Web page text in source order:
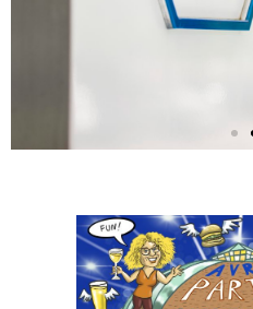
76.
AVR am 29.